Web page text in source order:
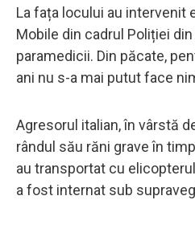
La fața locului au intervenit
Mobile din cadrul Poliției
paramedicii. Din păcate,
ani nu s-a mai putut face
Agresorul italian, în vârstă
rândul său răni grave în
au transportat cu
a fost internat sub